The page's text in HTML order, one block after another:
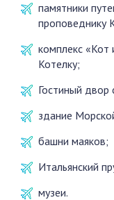
памятники
проповеднику
комплекс «Кот
Котелку;
Гостиный двор
здание
башни маяков;
Итальянский
музеи.